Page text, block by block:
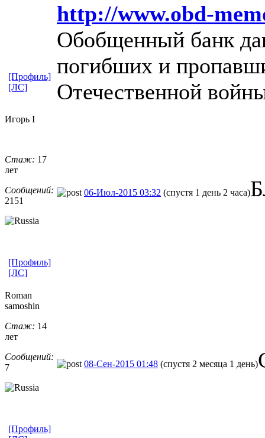
http://www.obd-
Обобщенный банк
погибших и
Отечественной
[Профиль]
[ЛС]
Игорь I
Стаж: 17
лет
Сообщений:
2151
06-Июл-2015 03:32 (спустя 1 день 2 часа)
[Профиль]
[ЛС]
Roman
samoshin
Стаж: 14
лет
Сообщений:
7
08-Сен-2015 01:48 (спустя 2 месяца 1 день)
[Профиль]